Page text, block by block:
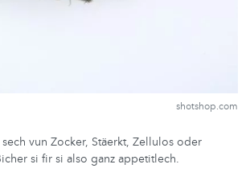
shotshop.com
vun Zocker, Stäerkt, Zellulos oder
si fir si also ganz appetitlech.